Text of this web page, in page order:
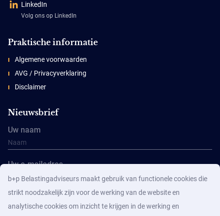
LinkedIn
Volg ons op LinkedIn
Praktische informatie
Algemene voorwaarden
AVG / Privacyverklaring
Disclaimer
Nieuwsbrief
Uw naam
Uw e-mailadres
b+p Belastingadviseurs maakt gebruik van functionele cookies die
strikt noodzakelijk zijn voor de werking van de website en
analytische cookies om inzicht te krijgen in de werking en